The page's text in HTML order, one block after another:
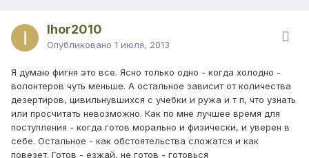
Ihor2010
Опубликовано 1 июля, 2013
Я думаю фигня это все. Ясно только одно - когда холодно -
волонтеров чуть меньше. А остальное зависит от количества
дезертиров, цивильнувшихся с учебки и ружа и т п, что узнать
или просчитать невозможно. Как по мне лучшее время для
поступления - когда готов морально и физически, и уверен в
себе. Остальное - как обстоятельства сложатся и как
повезет. Готов - езжай, не готов - готовься